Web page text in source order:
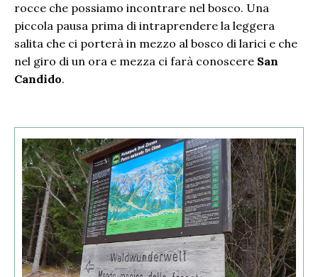
rocce che possiamo incontrare nel bosco. Una
piccola pausa prima di intraprendere la leggera
salita che ci porterà in mezzo al bosco di larici e che
nel giro di un ora e mezza ci farà conoscere San
Candido.